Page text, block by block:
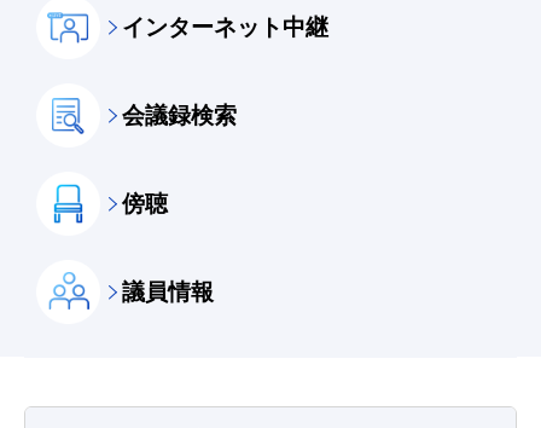
インターネット中継
会議録検索
傍聴
議員情報